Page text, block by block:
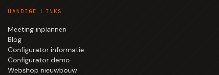
HANDIGE LINKS
Meeting inplannen
Blog
Configurator informatie
Configurator demo
Webshop nieuwbouw